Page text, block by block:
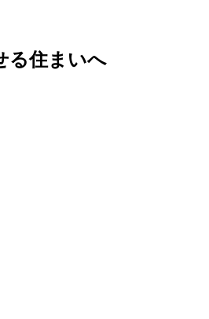
る住まいへ